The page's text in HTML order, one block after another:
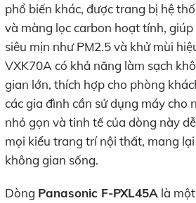
phổ biến khác, được trang bị hệ
và màng lọc carbon hoạt tính,
siêu mịn như PM2.5 và khử mùi
VXK70A có khả năng làm sạch
gian lớn, thích hợp cho phòng
các gia đình cần sử dụng máy cho
nhỏ gọn và tinh tế của dòng này
mọi kiểu trang trí nội thất, mang
không gian sống.
Dòng Panasonic F-PXL45A là